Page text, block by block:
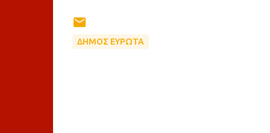
ΔΗΜΟΣ ΕΥΡΩΤΑ